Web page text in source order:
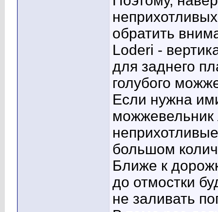
обратить
Loderi -
для заднего
голубого
Если нужна
можжевельник
большом
Ближе к
до отмостки
не заливать